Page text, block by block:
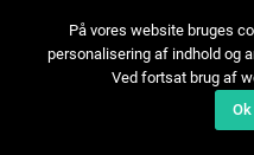
På vores website bruges
personalisering af indhold og
Ved fortsat brug af
Ok